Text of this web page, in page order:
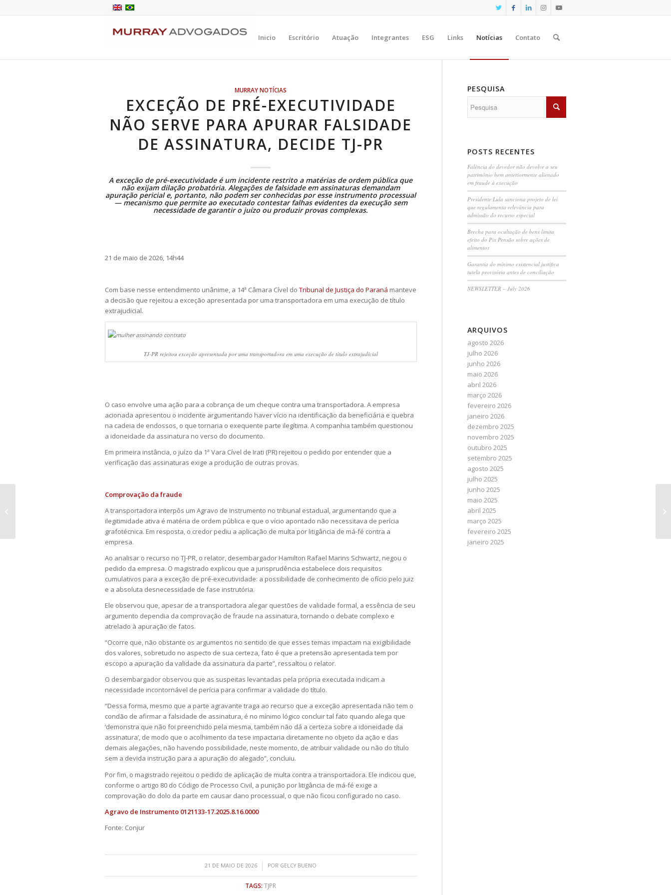
Inicio Escritório Atuação Integrantes ESG Links Notícias Contato
MURRAY NOTÍCIAS
EXCEÇÃO DE PRÉ-EXECUTIVIDADE
NÃO SERVE PARA APURAR FALSIDADE
DE ASSINATURA, DECIDE TJ-PR
A exceção de pré-executividadeé um incidente restrito a matérias de ordem pública que
não exijam dilação probatória. Alegações de falsidade em assinaturas demandam
apuração pericial e, portanto, não podem ser conhecidas por esse instrumento processual
— mecanismo que permite ao executado contestar falhas evidentes da execução sem
necessidade de garantir o juízo ou produzir provas complexas.
21 de maio de 2026, 14h44
Com base nesse entendimento unânime, a 14ª Câmara Cível do Tribunal de Justiça do Paraná manteve
a decisão que rejeitou a exceção apresentada por uma transportadora em uma execução de título
extrajudicial.
TJ-PR rejeitou exceção apresentada por uma transportadora em uma execução de título extrajudicial
O caso envolve uma ação para a cobrança de um cheque contra uma transportadora. A empresa
acionada apresentou o incidente argumentando haver vício na identificação da beneficiária e quebra
na cadeia de endossos, o que tornaria o exequente parte ilegítima. A companhia também questionou
a idoneidade da assinatura no verso do documento.
Em primeira instância, o juízo da 1ª Vara Cível de Irati (PR) rejeitou o pedido por entender que a
verificação das assinaturas exige a produção de outras provas.
Comprovação da fraude
A transportadora interpôs um Agravo de Instrumento no tribunal estadual, argumentando que a
ilegitimidade ativa é matéria de ordem pública e que o vício apontado não necessitava de perícia
grafotécnica. Em resposta, o credor pediu a aplicação de multa por litigância de má-fé contra a
empresa.
Ao analisar o recurso no TJ-PR, o relator, desembargador Hamilton Rafael Marins Schwartz, negou o
pedido da empresa. O magistrado explicou que a jurisprudência estabelece dois requisitos
cumulativos para a exceção de pré-executividade: a possibilidade de conhecimento de ofício pelo juiz
e a absoluta desnecessidade de fase instrutória.
Ele observou que, apesar de a transportadora alegar questões de validade formal, a essência de seu
argumento dependia da comprovação de fraude na assinatura, tornando o debate complexo e
atrelado à apuração de fatos.
“Ocorre que, não obstante os argumentos no sentido de que esses temas impactam na exigibilidade
dos valores, sobretudo no aspecto de sua certeza, fato é que a pretensão apresentada tem por
escopo a apuração da validade da assinatura da parte”, ressaltou o relator.
O desembargador observou que as suspeitas levantadas pela própria executada indicam a
necessidade incontornável de perícia para confirmar a validade do título.
“Dessa forma, mesmo que a parte agravante traga ao recurso que a exceção apresentada não tem o
condão de afirmar a falsidade de assinatura, é no mínimo lógico concluir tal fato quando alega que
‘demonstra que não foi preenchido pela mesma, também não dá a certeza sobre a idoneidade da
assinatura’, de modo que o acolhimento da tese impactaria diretamente no objeto da ação e das
demais alegações, não havendo possibilidade, neste momento, de atribuir validade ou não do título
sem a devida instrução para a apuração do alegado”, concluiu.
Por fim, o magistrado rejeitou o pedido de aplicação de multa contra a transportadora. Ele indicou que,
conforme o artigo 80 do Código de Processo Civil, a punição por litigância de má-fé exige a
comprovação do dolo da parte em causar dano processual, o que não ficou configurado no caso.
Agravo de Instrumento 0121133-17.2025.8.16.0000
Fonte: Conjur
21 DE MAIO DE 2026
/ POR GELCY BUENO
TAGS: TJPR
PESQUISA
POSTS RECENTES
Falência do devedor não devolve a seu
patrimônio bem anteriormente alienado
em fraude à execução
Presidente Lula sanciona projeto de lei
que regulamenta relevância para
admissão do recurso especial
Brecha para ocultação de bens limita
efeito do Pix Pensão sobre ações de
alimentos
Garantia do mínimo existencial justifica
tutela provisória antes de conciliação
NEWSLETTER – July 2026
ARQUIVOS
agosto 2026
julho 2026
junho 2026
maio 2026
abril 2026
março 2026
fevereiro 2026
janeiro 2026
dezembro 2025
novembro 2025
outubro 2025
setembro 2025
agosto 2025
julho 2025
junho 2025
maio 2025
abril 2025
março 2025
fevereiro 2025
janeiro 2025